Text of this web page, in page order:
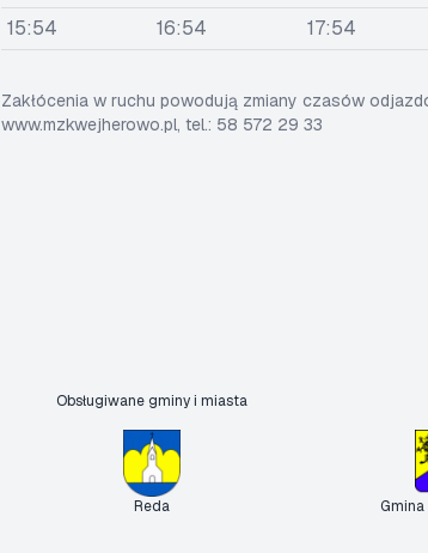
15:54
16:54 17:54
Zakłócenia w ruchu powodują zmiany czasów
www.mzkwejherowo.pl, tel.: 58 572 29 33
Obsługiwane gminy i miasta
Reda